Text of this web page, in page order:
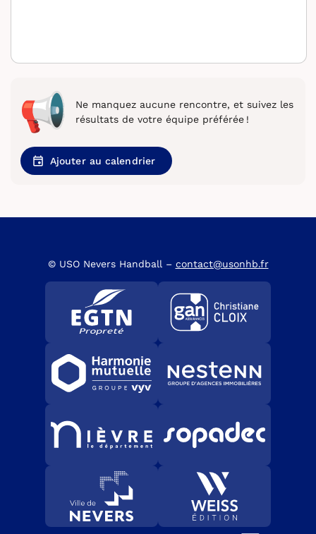
Ne manquez aucune rencontre, et suivez les
résultats de votre équipe préférée !
Ajouter au calendrier
© USO Nevers Handball – contact@usonhb.fr